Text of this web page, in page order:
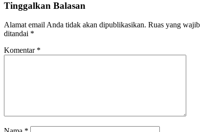
Tinggalkan Balasan
Alamat email Anda tidak akan dipublikasikan. Ruas yang wajib
ditandai *
Komentar *